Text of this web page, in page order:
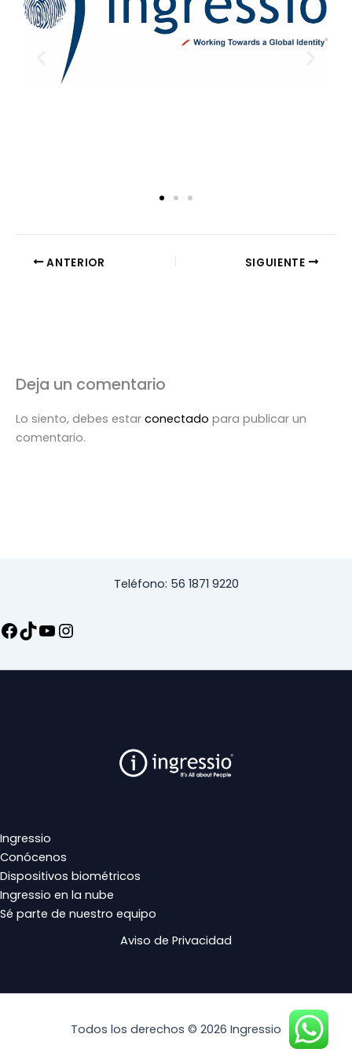
ANTERIOR SIGUIENTE
Deja un comentario
Lo siento, debes estar conectado para publicar un
comentario.
Teléfono: 56 1871 9220
Ingressio
Conócenos
Dispositivos biométricos
Ingressio en la nube
Sé parte de nuestro equipo
Aviso de Privacidad
Todos los derechos © 2026 Ingressio